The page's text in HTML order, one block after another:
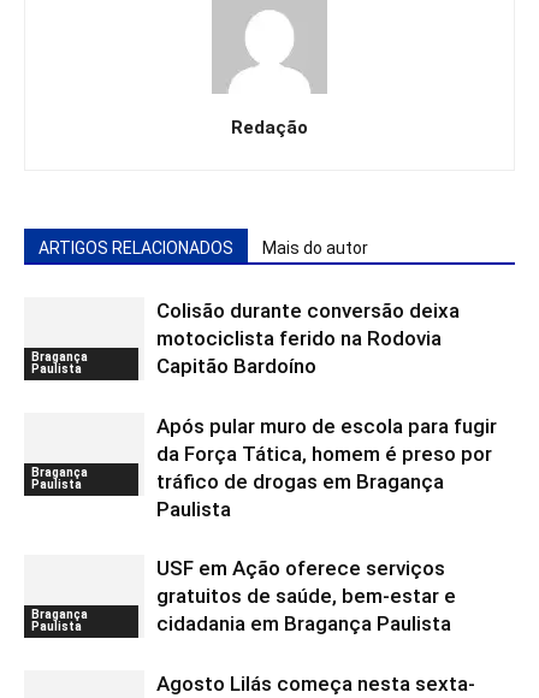
Redação
ARTIGOS RELACIONADOS Mais do autor
Bragança
Paulista
Colisão durante conversão deixa
motociclista ferido na Rodovia
Capitão Bardoíno
Bragança
Paulista
Após pular muro de escola para fugir
da Força Tática, homem é preso por
tráfico de drogas em Bragança
Paulista
Bragança
Paulista
USF em Ação oferece serviços
gratuitos de saúde, bem-estar e
cidadania em Bragança Paulista
Agosto Lilás começa nesta sexta-